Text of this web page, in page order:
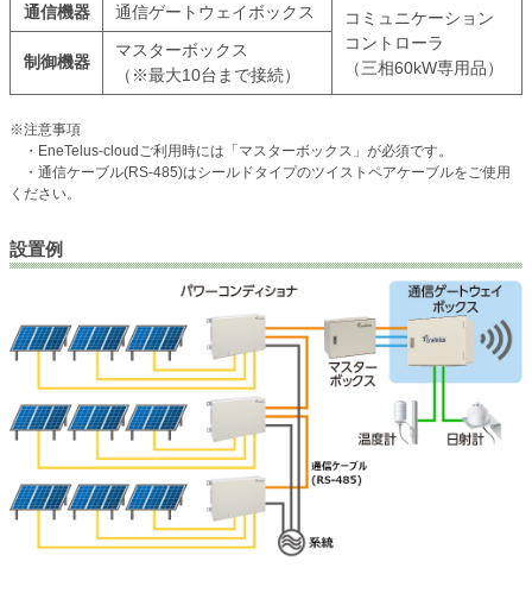
通信機器
通信ゲートウェイボックス
コミュニケーション
コントローラ
（三相60kW専用品）
制御機器
マスターボックス
（※最大10台まで接続）
※注意事項
・EneTelus-cloudご利用時には「マスターボックス」が必須です。
・通信ケーブル(RS-485)はシールドタイプのツイストペアケーブルをご使用
ください。
設置例